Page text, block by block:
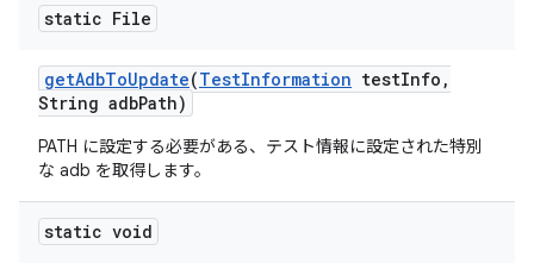
static File
getAdbToUpdate(TestInformation testInfo ,
String adbPath)
PATH に設定する必要がある、テスト情報に設定された特別
な adb を取得します。
static void